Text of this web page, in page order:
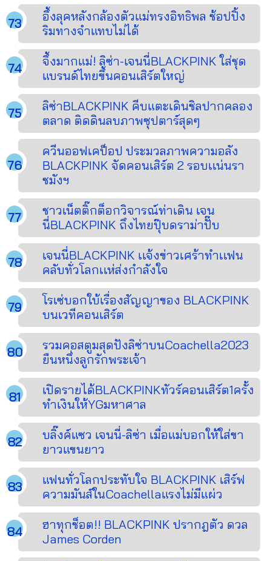
อึ้งลุคหลังกล้องตัวแม่ทรงอิทธิพล ช้อปปิ้ง
ริมทางจำแทบไม่ได้
จึ้งมากแม่! ลิซ่า-เจนนี่BLACKPINK ใส่ชุด
แบรนด์ไทยขึ้นคอนเสิร์ตใหญ่
ลิซ่าBLACKPINK คีบแตะเดินชิลปากคลอง
ตลาด ติดดินลบภาพซุปตาร์สุดๆ
ควีนออฟเคป็อป ประมวลภาพความอลัง
BLACKPINK จัดคอนเสิร์ต 2 รอบเเน่นรา
ชมังฯ
ชาวเน็ตติ๊กต็อกวิจารณ์ท่าเดิน เจน
นี่BLACKPINK ถึงไทยปุ๊บดราม่าปั๊บ
เจนนี่BLACKPINK เเจ้งข่าวเศร้าทำเเฟน
คลับทั่วโลกเเห่ส่งกำลังใจ
โรเซ่บอกใบ้เรื่องสัญญาของ BLACKPINK
บนเวทีคอนเสิร์ต
รวมคอสตูมสุดปังลิซ่าบนCoachella2023
ยืนหนึ่งลูกรักพระเจ้า
เปิดรายได้BLACKPINKทัวร์คอนเสิร์ต1ครั้ง
ทำเงินให้YGมหาศาล
บลิ๊งค์แซว เจนนี่-ลิซ่า เมื่อแม่บอกให้ใส่ขา
ยาวแขนยาว
แฟนทั่วโลกประทับใจ BLACKPINK เสิร์ฟ
ความมันส์ในCoachellaแรงไม่มีแผ่ว
ฮาทุกช็อต!! BLACKPINK ปรากฎตัว ดวล
James Corden